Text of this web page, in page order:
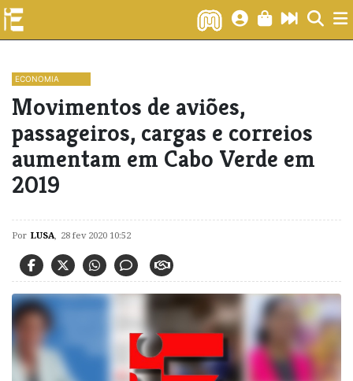
ECONOMIA
Movimentos de aviões,
passageiros, cargas e correios
aumentam em Cabo Verde em
2019
Por LUSA, 28 fev 2020 10:52